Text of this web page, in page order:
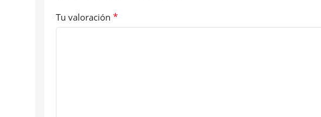
Tu valoración *